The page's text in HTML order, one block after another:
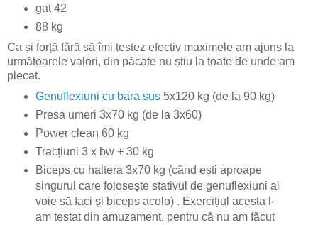
gat 42
88 kg
Ca și forță fără să îmi testez efectiv maximele am ajuns la
următoarele valori, din păcate nu știu la toate de unde am
plecat.
Genuflexiuni cu bara sus5x120 kg (de la 90 kg)
Presa umeri 3x70 kg (de la 3x60)
Power clean 60 kg
Tracțiuni 3 x bw + 30 kg
Biceps cu haltera 3x70 kg (când ești aproape
singurul care folosește stativul de genuflexiuni ai
voie să faci și biceps acolo) . Exercițiul acesta l-
am testat din amuzament, pentru că nu am făcut